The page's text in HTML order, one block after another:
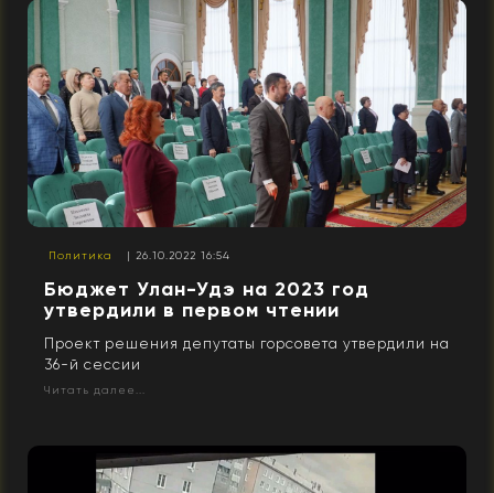
Политика | 26.10.2022 16:54
Бюджет Улан-Удэ на 2023 год
утвердили в первом чтении
Проект решения депутаты горсовета утвердили на
36-й сессии
Читать далее...